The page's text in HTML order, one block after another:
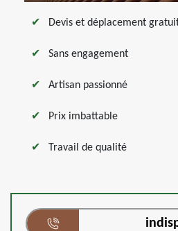
Devis et déplacement
Sans engagement
Artisan passionné
Prix imbattable
Travail de qualité